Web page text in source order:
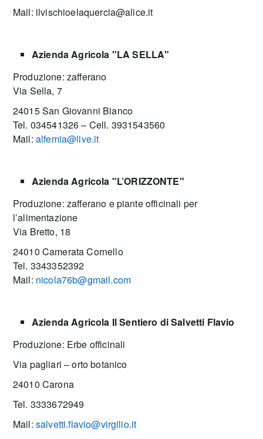
Mail: ilvischioelaquercia@alice.it
Azienda Agricola "LA SELLA"
Produzione: zafferano
Via Sella, 7
24015 San Giovanni Bianco
Tel. 034541326 – Cell. 3931543560
Mail: alfemia@live.it
Azienda Agricola "L’ORIZZONTE"
Produzione: zafferano e piante officinali per
l’alimentazione
Via Bretto, 18
24010 Camerata Cornello
Tel. 3343352392
Mail: nicola76b@gmail.com
Azienda Agricola Il Sentiero di Salvetti Flavio
Produzione: Erbe officinali
Via pagliari – orto botanico
24010 Carona
Tel. 3333672949
Mail: salvetti.flavio@virgilio.it